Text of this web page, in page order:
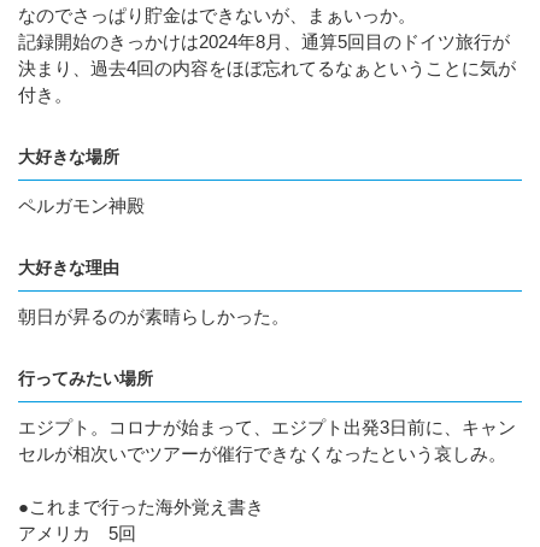
なのでさっぱり貯金はできないが、まぁいっか。
記録開始のきっかけは2024年8月、通算5回目のドイツ旅行が
決まり、過去4回の内容をほぼ忘れてるなぁということに気が
付き。
大好きな場所
ペルガモン神殿
大好きな理由
朝日が昇るのが素晴らしかった。
行ってみたい場所
エジプト。コロナが始まって、エジプト出発3日前に、キャン
セルが相次いでツアーが催行できなくなったという哀しみ。
●これまで行った海外覚え書き
アメリカ 5回